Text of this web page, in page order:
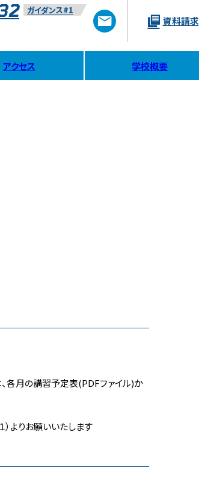
ガイダンス#1
資料請求
アクセス 学校概要
各月の講習予定表(PDFファイル)か
）よりお願いいたします